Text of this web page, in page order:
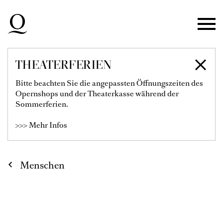
Zur Hauptnavigation springen
Zum Hauptinhalt springen
Zum Footer springen
THEATERFERIEN
Bitte beachten Sie die angepassten Öffnungszeiten des
Opernshops und der Theaterkasse während der
Sommerferien.
>>> Mehr Infos
DIANA KLEE
Menschen